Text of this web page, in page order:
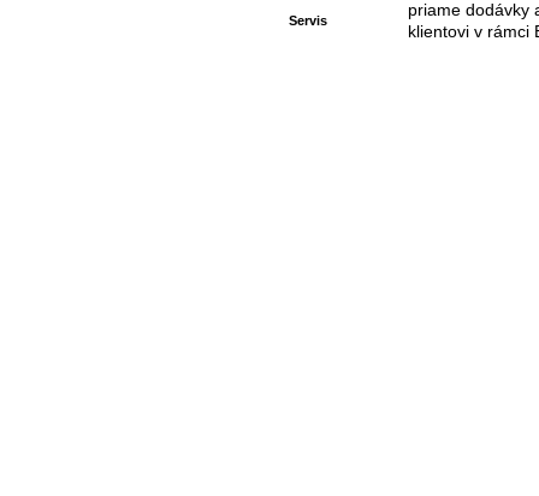
Servis
priame dodávky
klientovi v rámci